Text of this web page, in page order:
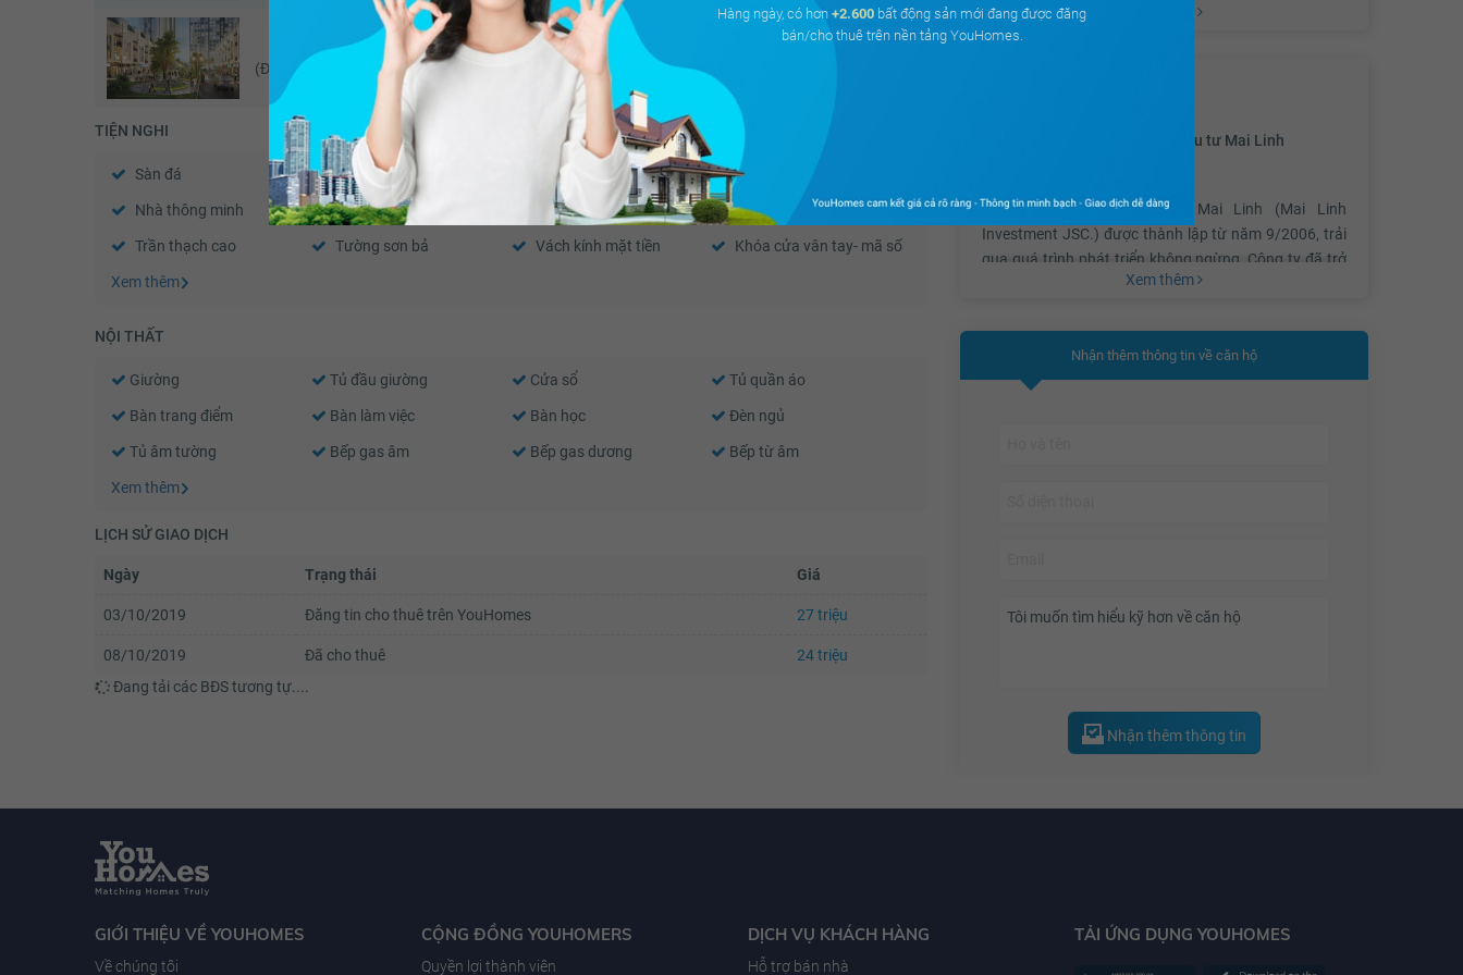
Vinhomes Gardenia
(Đã giao dịch - 07/2026)
Vinhomes Gardenia Tây Bắc
TIỆN NGHI
Sàn đá Điều hòa Thiết bị báo cháy Camera an ninh
Nhà thông minh Wifi Truyền hình Cáp Nước nóng
Trần thạch cao Tường sơn bả Vách kính mặt tiền Khóa cửa vân tay- mã số
Xem thêm
NỘI THẤT
Giường Tủ đầu giường Cửa sổ Tủ quần áo
Bàn trang điểm Bàn làm việc Bàn học Đèn ngủ
Tủ âm tường Bếp gas âm Bếp gas dương Bếp từ âm
Xem thêm
LỊCH SỬ GIAO DỊCH
Ngày Trạng thái Giá
03/10/2019 Đăng tin cho thuê trên YouHomes 27 triệu
08/10/2019 Đã cho thuê
24 triệu
Đang tải các BĐS tương tự....
sự quan tâm đặc biệt của các nhà đầu tư và công
chúng.
của thủ đô, nằm trong quy hoạch tổng thể của Khu
nhất của thành phố như: Khu Liên hiệp thể thao
Quốc gia, Nhà Matxcova tại Hà Nội, Cung Hữu
Nghị Việt Trung, khu công viên cây xanh…; các cao
Tất cả tạo ra một môi trường sống hoàn hảo và ưu
nghi hoàn hảo.
mại với quy mô lớn nằm tại khối đế của tòa nhà;
Công ty Cổ phần Đầu tư Mai Linh
Công ty Cổ phần Đầu tư Mai Linh (Mai Linh
Investment JSC.) được thành lập từ năm 9/2006, trải
qua quá trình phát triển không ngừng, Công ty đã trở
thành một trong những công ty hàng đầu và uy tín
dựng phát triển nhà, hạ tầng đô thị, các công trình
dân dụng, công nghiệp,kinh doanh bất động sản...
Xem thêm
Nhận thêm thông tin về căn hộ
Nhận thêm thông tin
GIỚI THIỆU VỀ YOUHOMES
Về chúng tôi
CỘNG ĐỒNG YOUHOMERS
Quyền lợi thành viên
DỊCH VỤ KHÁCH HÀNG
Hỗ trợ bán nhà
TẢI ỨNG DỤNG YOUHOMES
Hàng ngày, có hơn +2.600 bất động sản mới đang được đăng
bán/cho thuê trên nền tảng YouHomes.